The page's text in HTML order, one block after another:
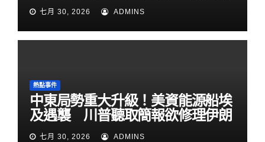
七月 30, 2026 ADMINS
熱點事件
中東局勢重大升級！美資能源船埃
及遇襲 川普聽取簡報欲修理伊朗
七月 30, 2026 ADMINS